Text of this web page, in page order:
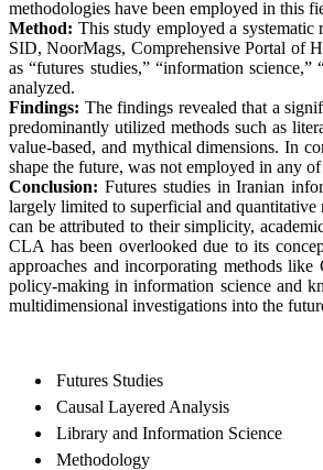
methodologies have been employed in this
Method: This study employed a
SID, NoorMags, Comprehensive Portal of
as “futures studies,” “information
analyzed.
Findings: The findings revealed that a
predominantly utilized methods such as
value-based, and mythical dimensions. In
shape the future, was not employed in any
Conclusion: Futures studies in Iranian
largely limited to superficial and
can be attributed to their simplicity,
CLA has been overlooked due to its
approaches and incorporating methods
policy-making in information science and
multidimensional investigations into the
Futures Studies
Causal Layered Analysis
Library and Information Science
Methodology